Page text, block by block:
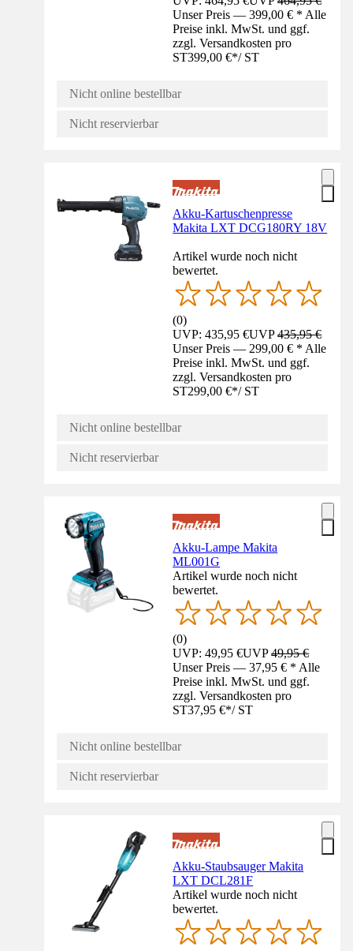
Unser Preis — 399,00 € * Alle
Preise inkl. MwSt. und ggf.
zzgl. Versandkosten pro
ST399,00 €*/ ST
Nicht online bestellbar
Nicht reservierbar
Akku-Kartuschenpresse
Makita LXT DCG180RY 18V
Artikel wurde noch nicht
bewertet.
(0)
UVP: 435,95 €UVP435,95 €
Unser Preis — 299,00 € * Alle
Preise inkl. MwSt. und ggf.
zzgl. Versandkosten pro
ST299,00 €*/ ST
Nicht online bestellbar
Nicht reservierbar
Akku-Lampe Makita
ML001G
Artikel wurde noch nicht
bewertet.
(0)
UVP: 49,95 €UVP49,95 €
Unser Preis — 37,95 € * Alle
Preise inkl. MwSt. und ggf.
zzgl. Versandkosten pro
ST37,95 €*/ ST
Nicht online bestellbar
Nicht reservierbar
Akku-Staubsauger Makita
LXT DCL281F
Artikel wurde noch nicht
bewertet.